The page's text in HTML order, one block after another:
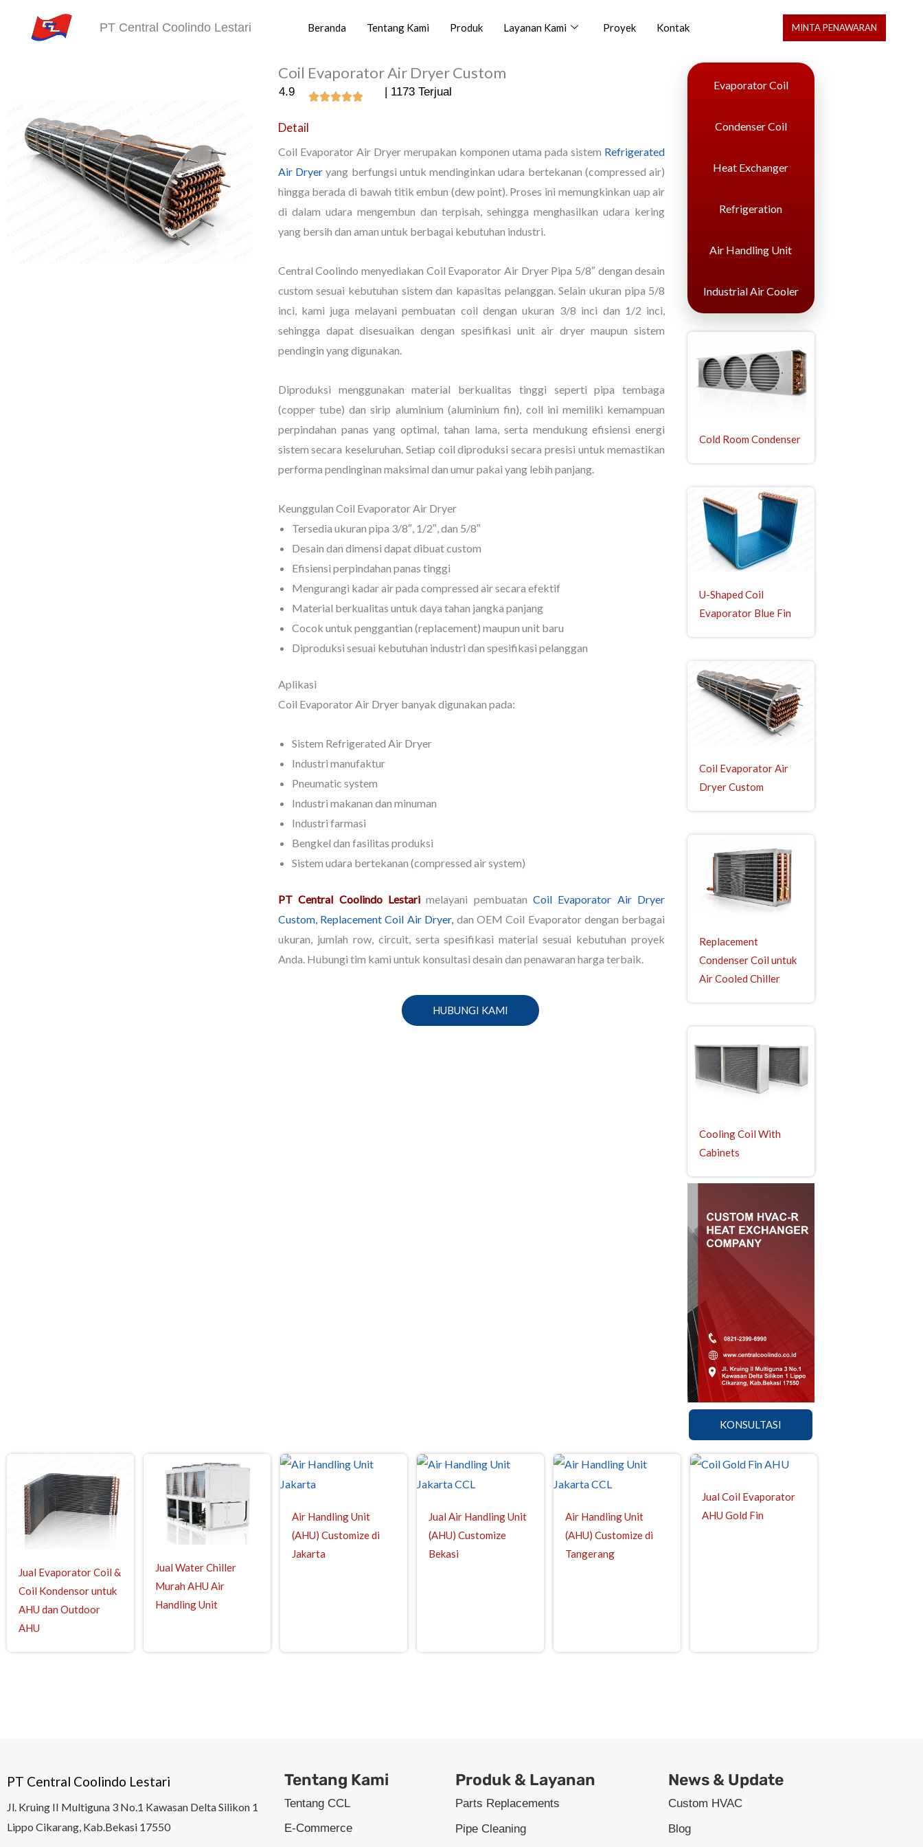
PT Central Coolindo Lestari Beranda Tentang Kami Produk Layanan Kami Proyek Kontak MINTA PENAWARAN
Coil Evaporator Air Dryer Custom
4.9 | 1173 Terjual
Detail
Coil Evaporator Air Dryer merupakan komponen utama pada sistem Refrigerated
Air Dryer yang berfungsi untuk mendinginkan udara bertekanan (compressed air)
hingga berada di bawah titik embun (dew point). Proses ini memungkinkan uap air
di dalam udara mengembun dan terpisah, sehingga menghasilkan udara kering
yang bersih dan aman untuk berbagai kebutuhan industri.
Central Coolindo menyediakan Coil Evaporator Air Dryer Pipa 5/8″ dengan desain
custom sesuai kebutuhan sistem dan kapasitas pelanggan. Selain ukuran pipa 5/8
inci, kami juga melayani pembuatan coil dengan ukuran 3/8 inci dan 1/2 inci,
sehingga dapat disesuaikan dengan spesifikasi unit air dryer maupun sistem
pendingin yang digunakan.
Diproduksi menggunakan material berkualitas tinggi seperti pipa tembaga
(copper tube) dan sirip aluminium (aluminium fin), coil ini memiliki kemampuan
perpindahan panas yang optimal, tahan lama, serta mendukung efisiensi energi
sistem secara keseluruhan. Setiap coil diproduksi secara presisi untuk memastikan
performa pendinginan maksimal dan umur pakai yang lebih panjang.
Keunggulan Coil Evaporator Air Dryer
Tersedia ukuran pipa 3/8″, 1/2″, dan 5/8″
Desain dan dimensi dapat dibuat custom
Efisiensi perpindahan panas tinggi
Mengurangi kadar air pada compressed air secara efektif
Material berkualitas untuk daya tahan jangka panjang
Cocok untuk penggantian (replacement) maupun unit baru
Diproduksi sesuai kebutuhan industri dan spesifikasi pelanggan
Aplikasi
Coil Evaporator Air Dryer banyak digunakan pada:
Sistem Refrigerated Air Dryer
Industri manufaktur
Pneumatic system
Industri makanan dan minuman
Industri farmasi
Bengkel dan fasilitas produksi
Sistem udara bertekanan (compressed air system)
PT Central Coolindo Lestarimelayani pembuatanCoil Evaporator Air Dryer
Custom, Replacement Coil Air Dryer, dan OEM Coil Evaporator dengan berbagai
ukuran, jumlah row, circuit, serta spesifikasi material sesuai kebutuhan proyek
Anda. Hubungi tim kami untuk konsultasi desain dan penawaran harga terbaik.
HUBUNGI KAMI
Evaporator Coil
Condenser Coil
Heat Exchanger
Refrigeration
Air Handling Unit
Industrial Air Cooler
Cold Room Condenser
U-Shaped Coil
Evaporator Blue Fin
Coil Evaporator Air
Dryer Custom
Replacement
Condenser Coil untuk
Air Cooled Chiller
Cooling Coil With
Cabinets
KONSULTASI
Jual Evaporator Coil &
Coil Kondensor untuk
AHU dan Outdoor
AHU
Jual Water Chiller
Murah AHU Air
Handling Unit
Air Handling Unit
(AHU) Customize di
Jakarta
Jual Air Handling Unit
(AHU) Customize
Bekasi
Air Handling Unit
(AHU) Customize di
Tangerang
Jual Coil Evaporator
AHU Gold Fin
PT Central Coolindo Lestari
Jl. Kruing II Multiguna 3 No.1 Kawasan Delta Silikon 1
Lippo Cikarang, Kab.Bekasi 17550
Tentang Kami
Tentang CCL
E-Commerce
Produk & Layanan
Parts Replacements
Pipe Cleaning
News & Update
Custom HVAC
Blog